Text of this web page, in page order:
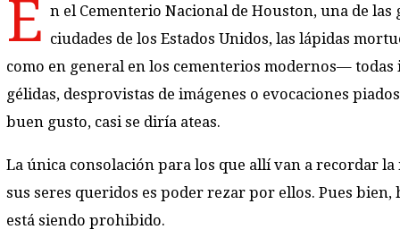
E n el Cementerio Nacional de Houston, una de las
ciudades de los Estados Unidos, las lápidas
como en general en los cementerios modernos— todas
gélidas, desprovistas de imágenes o evocaciones
buen gusto, casi se diría ateas.
La única consolación para los que allí van a recordar la
sus seres queridos es poder rezar por ellos. Pues bien,
está siendo prohibido.